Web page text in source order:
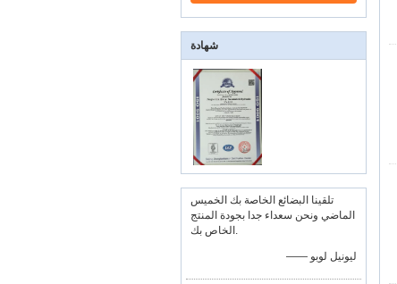
شهادة
تلقينا البضائع الخاصة بك الخميس
الماضي ونحن سعداء جدا بجودة المنتج
الخاص بك.
—— ليونيل لوبو